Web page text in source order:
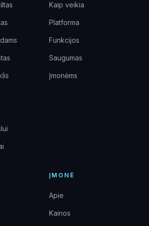
Kaip veikia
Platforma
Funkcijos
Saugumas
Įmonėms
ĮMONĖ
Apie
Kainos